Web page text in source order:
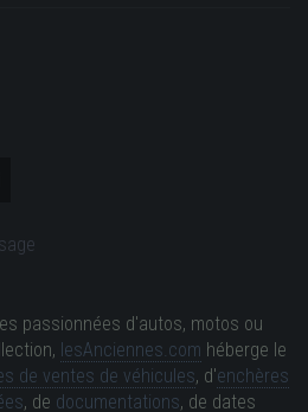
passionnées d'autos, motos ou
lesAnciennes.com héberge le
de ventes de véhicules, d'enchères
, de documentations, de dates